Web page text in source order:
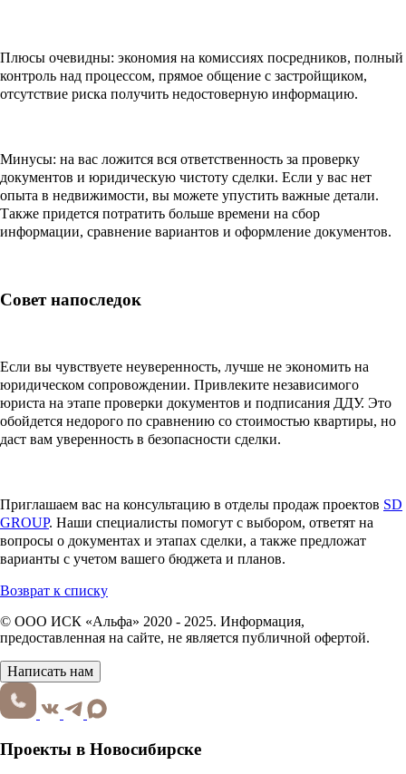
Плюсы очевидны: экономия на комиссиях посредников, полный
контроль над процессом, прямое общение с застройщиком,
отсутствие риска получить недостоверную информацию.
Минусы: на вас ложится вся ответственность за проверку
документов и юридическую чистоту сделки. Если у вас нет
опыта в недвижимости, вы можете упустить важные детали.
Также придется потратить больше времени на сбор
информации, сравнение вариантов и оформление документов.
Совет напоследок
Если вы чувствуете неуверенность, лучше не экономить на
юридическом сопровождении. Привлеките независимого
юриста на этапе проверки документов и подписания ДДУ. Это
обойдется недорого по сравнению со стоимостью квартиры, но
даст вам уверенность в безопасности сделки.
Приглашаем вас на консультацию в отделы продаж проектов SD
GROUP. Наши специалисты помогут с выбором, ответят на
вопросы о документах и этапах сделки, а также предложат
варианты с учетом вашего бюджета и планов.
Возврат к списку
© ООО ИСК «Альфа» 2020 - 2025. Информация,
предоставленная на сайте, не является публичной офертой.
Написать нам
Проекты в Новосибирске